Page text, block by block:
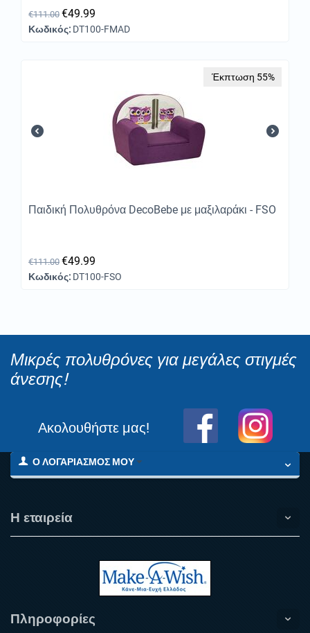
€111.00 €49.99
Κωδικός: DT100-FMAD
Έκπτωση 55%
Παιδική Πολυθρόνα DecoBebe με μαξιλαράκι - FSO
€111.00 €49.99
Κωδικός: DT100-FSO
Μικρές πολυθρόνες για μεγάλες στιγμές
άνεσης!
Ακολουθήστε μας!
Ο ΛΟΓΑΡΙΑΣΜΌΣ ΜΟΥ
Η εταιρεία
Πληροφορίες